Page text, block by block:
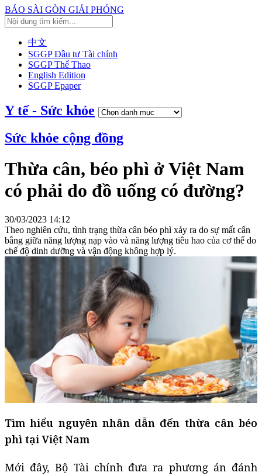
BÁO SÀI GÒN GIẢI PHÓNG
中文
SGGP Đầu tư Tài chính
SGGP Thể Thao
English Edition
SGGP Epaper
Y tế - Sức khỏe
Sức khỏe cộng đồng
Thừa cân, béo phì ở Việt Nam
có phải do đồ uống có đường?
30/03/2023 14:12
Theo nghiên cứu, tình trạng thừa cân béo phì xảy ra do sự mất cân
bằng giữa năng lượng nạp vào và năng lượng tiêu hao của cơ thể do
chế độ dinh dưỡng và vận động không hợp lý.
Tìm hiểu nguyên nhân dẫn đến thừa cân béo
phì tại Việt Nam
Mới đây, Bộ Tài chính đưa ra phương án đánh